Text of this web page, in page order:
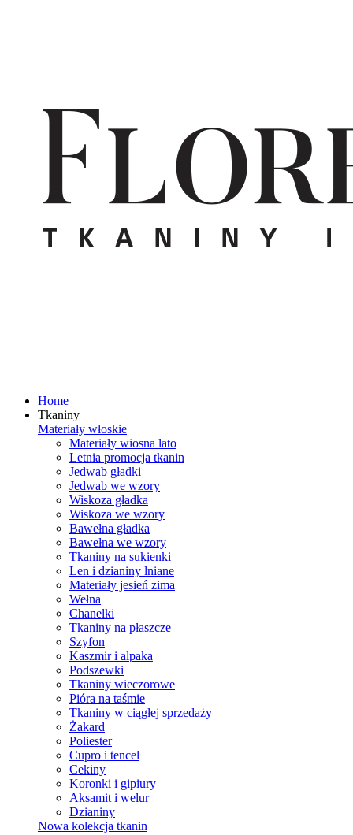
Home
Tkaniny
Materiały włoskie
Materiały wiosna lato
Letnia promocja tkanin
Jedwab gładki
Jedwab we wzory
Wiskoza gładka
Wiskoza we wzory
Bawełna gładka
Bawełna we wzory
Tkaniny na sukienki
Len i dzianiny lniane
Materiały jesień zima
Wełna
Chanelki
Tkaniny na płaszcze
Szyfon
Kaszmir i alpaka
Podszewki
Tkaniny wieczorowe
Pióra na taśmie
Tkaniny w ciągłej sprzedaży
Żakard
Poliester
Cupro i tencel
Cekiny
Koronki i gipiury
Aksamit i welur
Dzianiny
Nowa kolekcja tkanin